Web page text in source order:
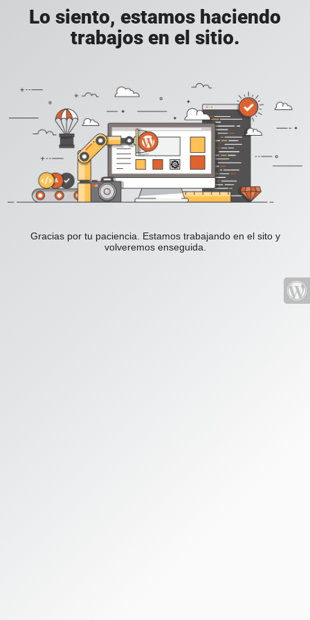
Lo siento, estamos haciendo
trabajos en el sitio.
Gracias por tu paciencia. Estamos trabajando en el sito y
volveremos enseguida.